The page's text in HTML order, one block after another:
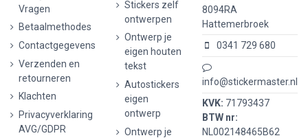
Vragen
Betaalmethodes
Contactgegevens
Verzenden en
retourneren
Klachten
Privacyverklaring
AVG/GDPR
Stickers zelf
ontwerpen
Ontwerp je
eigen houten
tekst
Autostickers
eigen
ontwerp
Ontwerp je
8094RA
Hattemerbroek
0341 729 680
info@stickermaster.nl
KVK: 71793437
BTW nr:
NL002148465B62